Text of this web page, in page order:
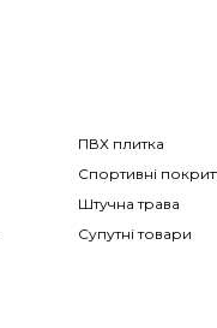
ПВХ плитка
Спортивні
Штучна трава
Супутні товари